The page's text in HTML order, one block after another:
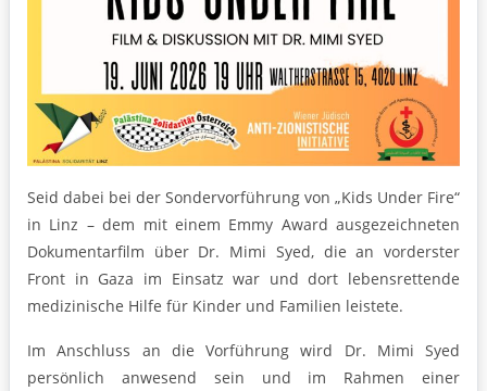
Seid dabei bei der Sondervorführung von „Kids Under Fire“
in Linz – dem mit einem Emmy Award ausgezeichneten
Dokumentarfilm über Dr. Mimi Syed, die an vorderster
Front in Gaza im Einsatz war und dort lebensrettende
medizinische Hilfe für Kinder und Familien leistete.
Im Anschluss an die Vorführung wird Dr. Mimi Syed
persönlich anwesend sein und im Rahmen einer